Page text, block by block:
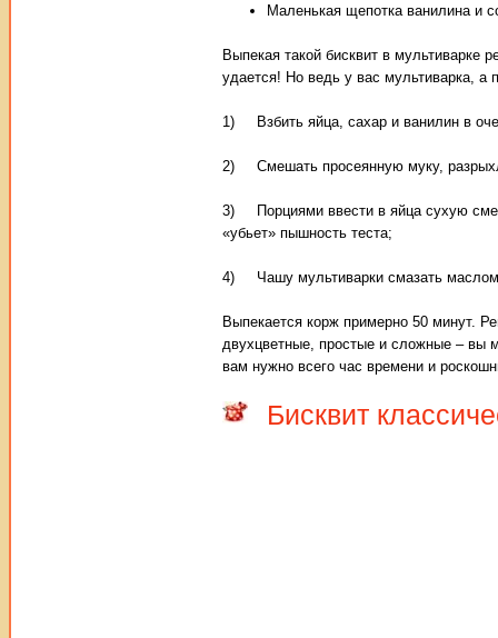
Маленькая щепотка ванилина и
Выпекая такой бисквит в мультиварке
удается! Но ведь у вас мультиварка, а
1) Взбить яйца, сахар и ванилин в
2) Смешать просеянную муку,
3) Порциями ввести в яйца сухую
«убьет» пышность теста;
4) Чашу мультиварки смазать маслом
Выпекается корж примерно 50 минут.
двухцветные, простые и сложные – вы
вам нужно всего час времени и
Бисквит